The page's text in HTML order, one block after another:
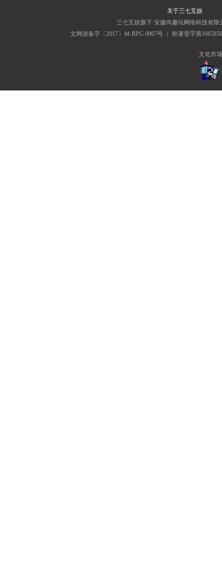
关于三七互娱
三七互娱旗下·安徽尚趣玩网络科技有限
文网游备字〔2017〕Ｍ-RPG 0967号
软著登字第
文化市